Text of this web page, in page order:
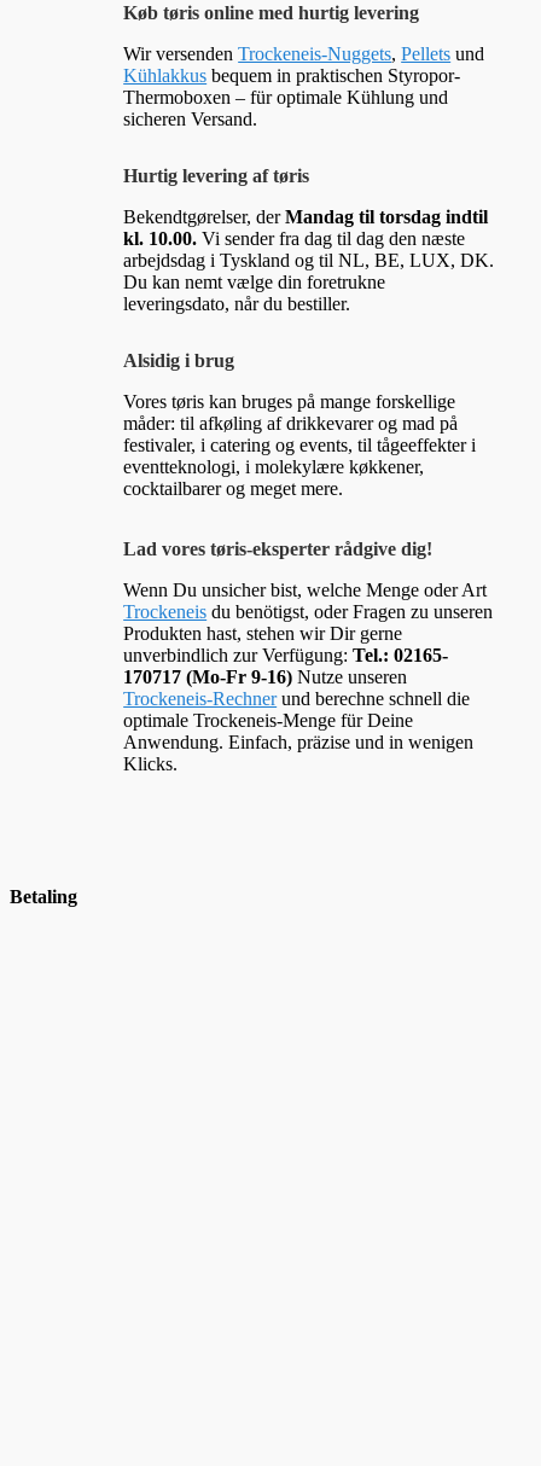
Køb tøris online med hurtig levering
Wir versendenTrockeneis-Nuggets,Pellets und
Kühlakkus bequem in praktischen Styropor-
Thermoboxen – für optimale Kühlung und
sicheren Versand.
Hurtig levering af tøris
Bekendtgørelser, derMandag til torsdag indtil
kl. 10.00. Vi sender fra dag til dag den næste
arbejdsdag i Tyskland og til NL, BE, LUX, DK.
Du kan nemt vælge din foretrukne
leveringsdato, når du bestiller.
Alsidig i brug
Vores tøris kan bruges på mange forskellige
måder: til afkøling af drikkevarer og mad på
festivaler, i catering og events, til tågeeffekter i
eventteknologi, i molekylære køkkener,
cocktailbarer og meget mere.
Lad vores tøris-eksperter rådgive dig!
Wenn Du unsicher bist, welche Menge oder Art
Trockeneis du benötigst, oder Fragen zu unseren
Produkten hast, stehen wir Dir gerne
unverbindlich zur Verfügung:Tel.: 02165-
170717 (Mo-Fr 9-16) Nutze unseren
Trockeneis-Rechnerund berechne schnell die
optimale Trockeneis-Menge für Deine
Anwendung. Einfach, präzise und in wenigen
Klicks.
Betaling